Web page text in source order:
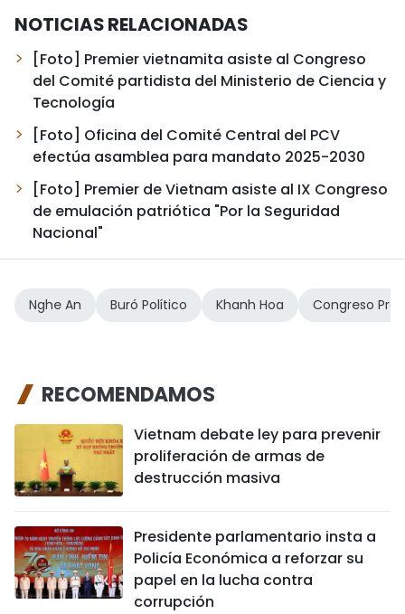
NOTICIAS RELACIONADAS
[Foto] Premier vietnamita asiste al Congreso
del Comité partidista del Ministerio de Ciencia y
Tecnología
[Foto] Oficina del Comité Central del PCV
efectúa asamblea para mandato 2025-2030
[Foto] Premier de Vietnam asiste al IX Congreso
de emulación patriótica "Por la Seguridad
Nacional"
Nghe An Buró Político Khanh Hoa Congreso
RECOMENDAMOS
Vietnam debate ley para prevenir
proliferación de armas de
destrucción masiva
Presidente parlamentario insta a
Policía Económica a reforzar su
papel en la lucha contra
corrupción